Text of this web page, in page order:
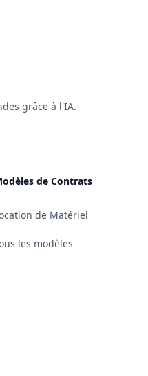
grâce à l'IA.
de Contrats
de Matériel
les modèles